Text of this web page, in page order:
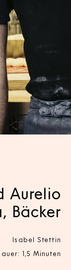
Aurelio
Bäcker
Isabel Stettin
1,5 Minuten